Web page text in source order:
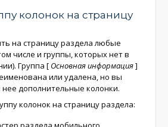
колонок на страницу
на страницу раздела любые
числе и группы, которых нет в
Группа [ Основная информация]
или удалена, но вы
дополнительные колонки.
колонок на страницу раздела: